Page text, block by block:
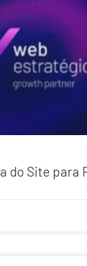
do Site para